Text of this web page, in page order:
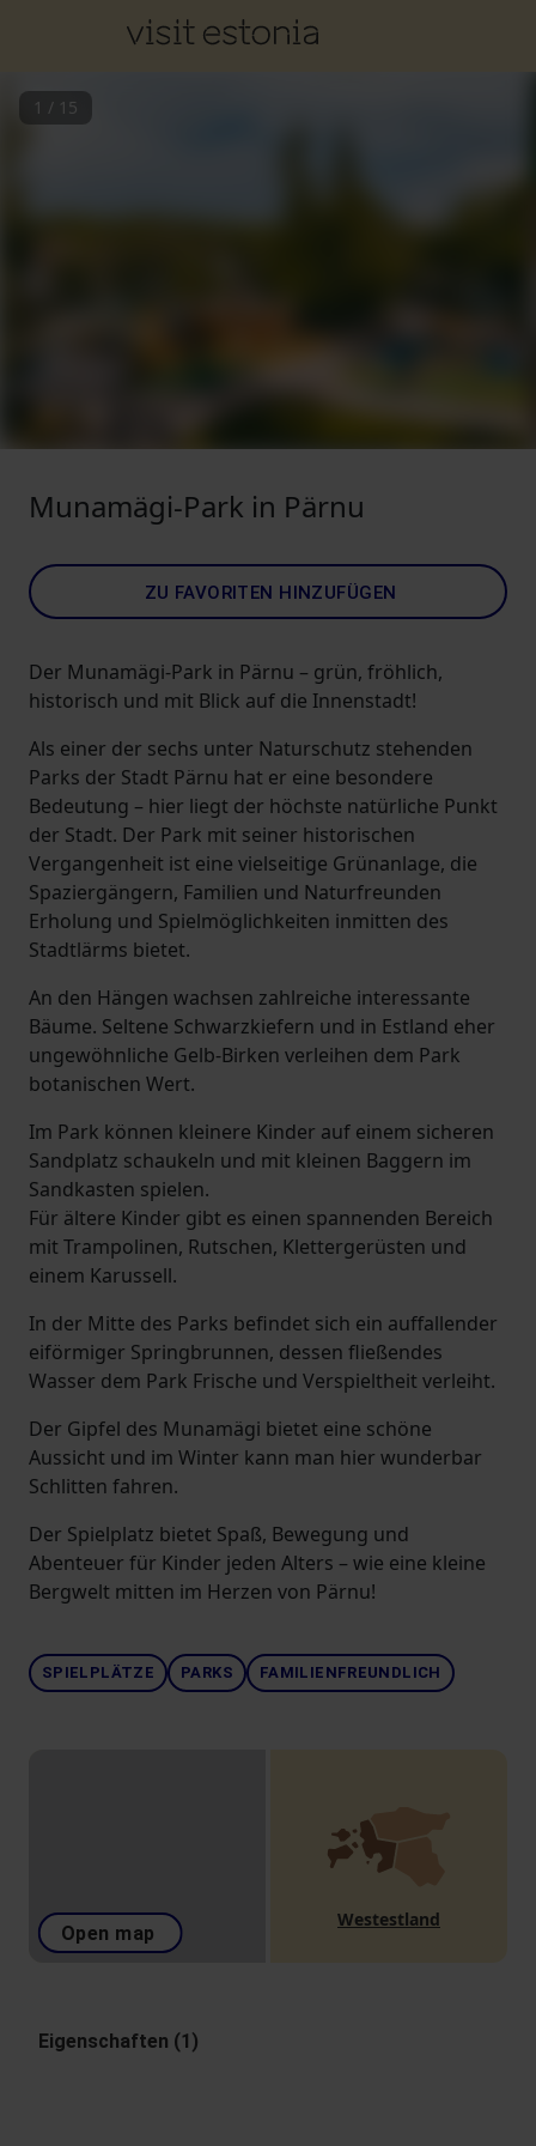
1 / 15
Munamägi-Park in Pärnu
ZU FAVORITEN HINZUFÜGEN
Der Munamägi-Park in Pärnu – grün, fröhlich,
historisch und mit Blick auf die Innenstadt!
Als einer der sechs unter Naturschutz stehenden
Parks der Stadt Pärnu hat er eine besondere
Bedeutung – hier liegt der höchste natürliche Punkt
der Stadt. Der Park mit seiner historischen
Vergangenheit ist eine vielseitige Grünanlage, die
Spaziergängern, Familien und Naturfreunden
Erholung und Spielmöglichkeiten inmitten des
Stadtlärms bietet.
An den Hängen wachsen zahlreiche interessante
Bäume. Seltene Schwarzkiefern und in Estland eher
ungewöhnliche Gelb-Birken verleihen dem Park
botanischen Wert.
Im Park können kleinere Kinder auf einem sicheren
Sandplatz schaukeln und mit kleinen Baggern im
Sandkasten spielen.
Für ältere Kinder gibt es einen spannenden Bereich
mit Trampolinen, Rutschen, Klettergerüsten und
einem Karussell.
In der Mitte des Parks befindet sich ein auffallender
eiförmiger Springbrunnen, dessen fließendes
Wasser dem Park Frische und Verspieltheit verleiht.
Der Gipfel des Munamägi bietet eine schöne
Aussicht und im Winter kann man hier wunderbar
Schlitten fahren.
Der Spielplatz bietet Spaß, Bewegung und
Abenteuer für Kinder jeden Alters – wie eine kleine
Bergwelt mitten im Herzen von Pärnu!
SPIELPLÄTZE PARKS FAMILIENFREUNDLICH
Open map
Westestland
Eigenschaften (1)